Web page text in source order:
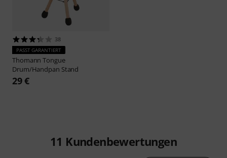
38
PASST GARANTIERT
ThomannTongue
Drum/Handpan Stand
29 €
11 Kundenbewertungen